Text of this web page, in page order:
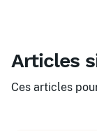
Articles
Ces articles